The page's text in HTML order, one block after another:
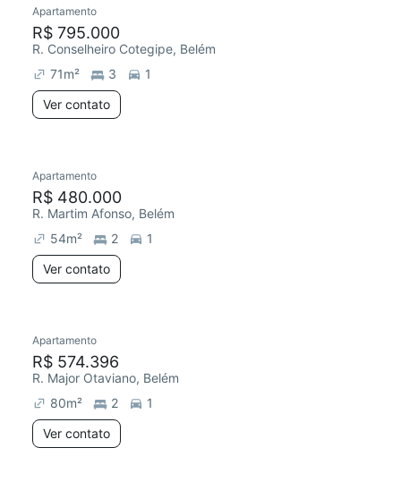
Apartamento
R$ 795.000
R. Conselheiro Cotegipe, Belém
71m² 3
1
Ver contato
Apartamento
R$ 480.000
R. Martim Afonso, Belém
54m² 2
1
Ver contato
Apartamento
R$ 574.396
R. Major Otaviano, Belém
80m² 2
1
Ver contato